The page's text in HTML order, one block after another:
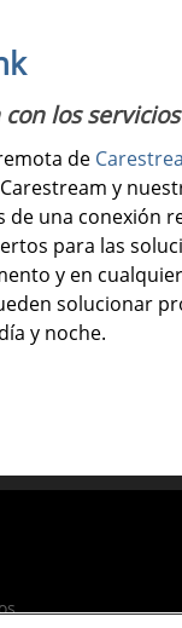
con los
de
y
de una conexión
para las
y en
solucionar
y noche.